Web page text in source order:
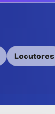
Locutores